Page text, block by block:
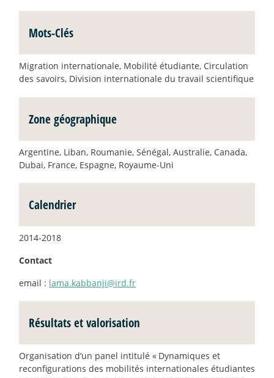
Mots-Clés
Migration internationale, Mobilité étudiante, Circulation
des savoirs, Division internationale du travail scientifique
Zone géographique
Argentine, Liban, Roumanie, Sénégal, Australie, Canada,
Dubai, France, Espagne, Royaume-Uni
Calendrier
2014-2018
Contact
email : lama.kabbanji@ird.fr
Résultats et valorisation
Organisation d’un panel intitulé « Dynamiques et
reconfigurations des mobilités internationales étudiantes